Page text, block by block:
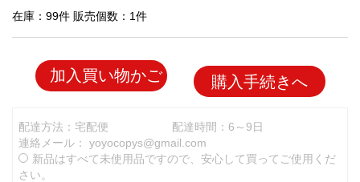
在庫：99件 販売個数：1件
加入買い物かご 購入手続きへ
配達方法：宅配便
配達時間：6～9日
連絡メール： yoyocopys@gmail.com
新品はすべて未使用品ですので、安心して買ってご使用くだ
さい。